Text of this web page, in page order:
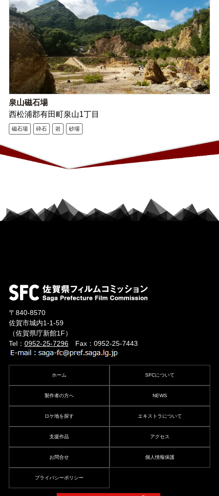
泉山磁石場
西松浦郡有田町泉山1丁目
磁石場 砕石 岩 砂場
〒840-8570
佐賀市城内1-1-59
（佐賀県庁新館1F）
Tel： 0952-25-7296Fax：0952-25-7443
ホーム SFCについて
製作者の方へ NEWS
ロケ地を探す エキストラについて
支援作品 アクセス
お問合せ 個人情報保護
プライバシーポリシー